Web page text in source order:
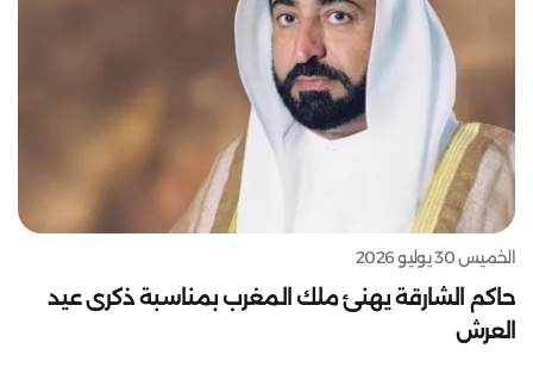
الخميس 30 يوليو 2026
حاكم الشارقة يهنئ ملك المغرب بمناسبة ذكرى عيد
العرش